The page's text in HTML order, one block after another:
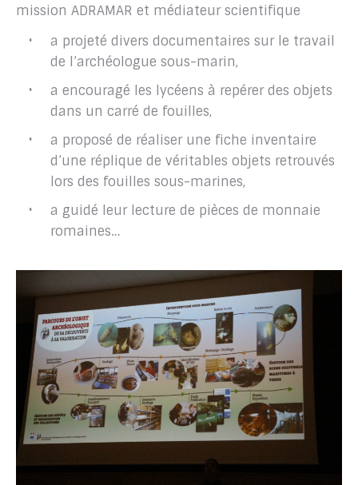
mission ADRAMAR et médiateur scientifique
a projeté divers documentaires sur le travail
de l’archéologue sous-marin,
a encouragé les lycéens à repérer des objets
dans un carré de fouilles,
a proposé de réaliser une fiche inventaire
d’une réplique de véritables objets retrouvés
lors des fouilles sous-marines,
a guidé leur lecture de pièces de monnaie
romaines…